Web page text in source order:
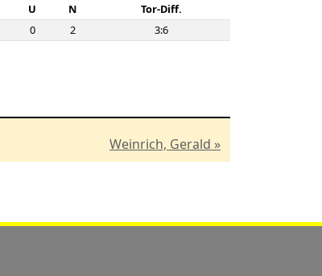
U N
Tor-Diff.
0 2 3:6
Weinrich, Gerald »